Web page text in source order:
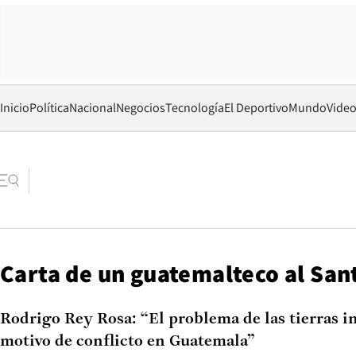
InicioPolíticaNacionalNegociosTecnologíaEl DeportivoMundo
Carta de un guatemalteco al
Rodrigo Rey Rosa: “El problema de las tierras
motivo de conflicto en Guatemala”